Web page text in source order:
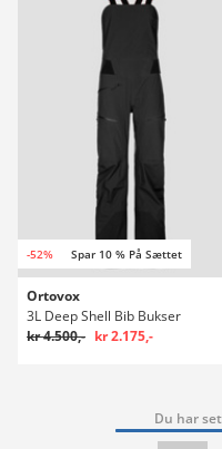
-52% Spar 10 % På Sættet
Ortovox
3L Deep Shell Bib Bukser
kr 4.500,- kr 2.175,-
Du har